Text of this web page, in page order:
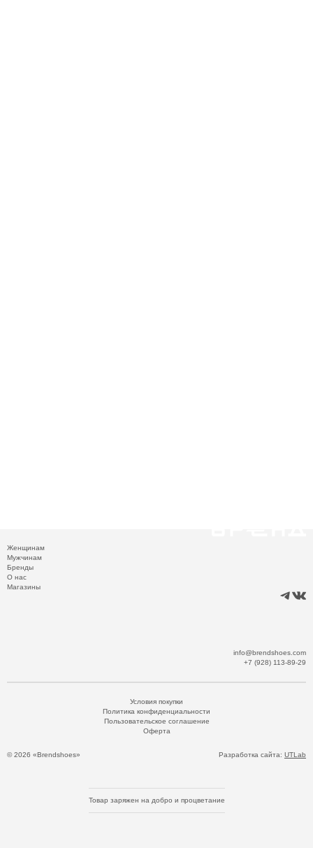
Женщинам
Мужчинам
Бренды
О нас
Магазины
info@brendshoes.com
+7 (928) 113-89-29
© 2026 «Brendshoes»
Условия покупки
Политика конфиденциальности
Пользовательское соглашение
Оферта
Разработка сайта: UTLab
Товар заряжен на добро и процветание